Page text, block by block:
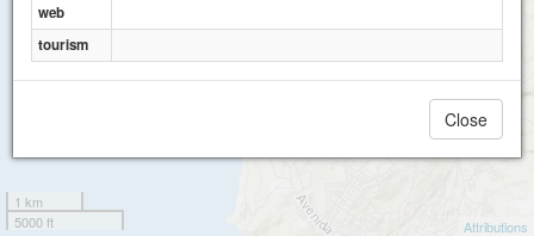
1 km
5000 ft
Attributions
web
tourism
Close